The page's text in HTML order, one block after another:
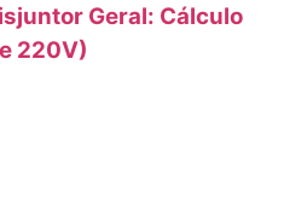
Geral: Cálculo
220V)